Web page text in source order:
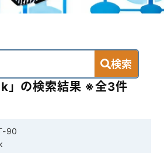
ご利用案内
お問い合わせ
検索
」の検索結果 ※全3件
90